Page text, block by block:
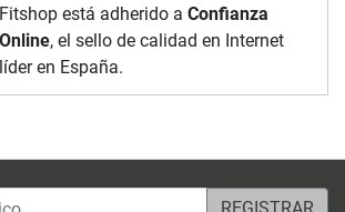
Fitshop está adherido a Confianza
Online, el sello de calidad en Internet
líder en España.